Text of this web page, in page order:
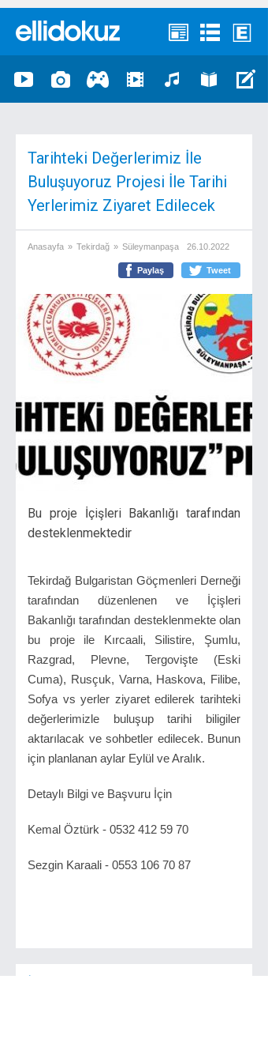
Tarihteki Değerlerimiz İle
Buluşuyoruz Projesi İle Tarihi
Yerlerimiz Ziyaret Edilecek
Anasayfa » Tekirdağ » Süleymanpaşa 26.10.2022
Paylaş Tweet
Bu proje İçişleri Bakanlığı tarafından
desteklenmektedir
Tekirdağ Bulgaristan Göçmenleri Derneği
tarafından düzenlenen ve İçişleri
Bakanlığı tarafından desteklenmekte olan
bu proje ile Kırcaali, Silistire, Şumlu,
Razgrad, Plevne, Tergovişte (Eski
Cuma), Rusçuk, Varna, Haskova, Filibe,
Sofya vs yerler ziyaret edilerek tarihteki
değerlerimizle buluşup tarihi biligiler
aktarılacak ve sohbetler edilecek. Bunun
için planlanan aylar Eylül ve Aralık.
Detaylı Bilgi ve Başvuru İçin
Kemal Öztürk - 0532 412 59 70
Sezgin Karaali - 0553 106 70 87